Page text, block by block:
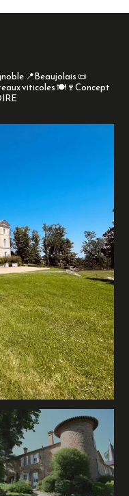
📍Beaujolais📜
viticoles🍽️🍷Concept